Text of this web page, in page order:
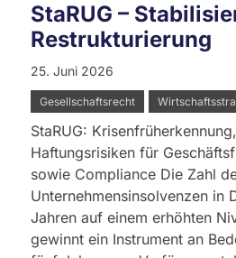
StaRUG –
Restrukturierung
25. Juni 2026
Gesellschaftsrecht
StaRUG:
Haftungsrisiken für
sowie Compliance Die Zahl
Unternehmensinsolvenzen in
Jahren auf einem erhöhten
gewinnt ein Instrument an